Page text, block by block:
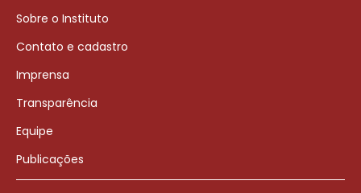
Sobre o Instituto
Contato e cadastro
Imprensa
Transparência
Equipe
Publicações